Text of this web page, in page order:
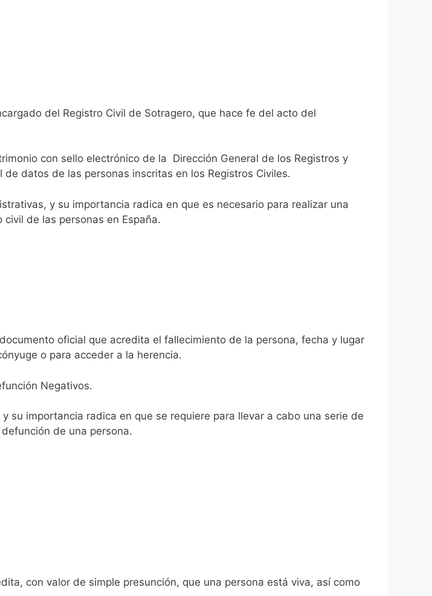
del Registro Civil de Sotragero, que hace fe del acto del
con sello electrónico de la Dirección General de los Registros y
datos de las personas inscritas en los Registros Civiles.
y su importancia radica en que es necesario para realizar una
de las personas en España.
oficial que acredita el fallecimiento de la persona, fecha y lugar
o para acceder a la herencia.
Negativos.
importancia radica en que se requiere para llevar a cabo una serie de
de una persona.
con valor de simple presunción, que una persona está viva, así como